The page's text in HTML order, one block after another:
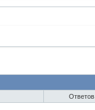
Ответов